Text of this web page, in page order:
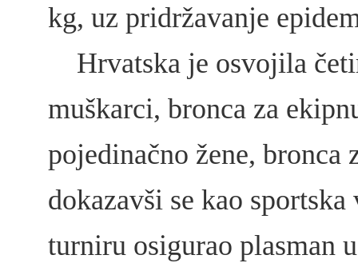
kg, uz pridržavanje
Hrvatska je osvojila
muškarci, bronca za
pojedinačno žene, bronca
dokazavši se kao
turniru osigurao plasman